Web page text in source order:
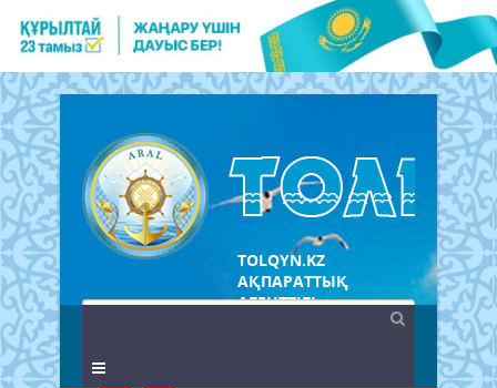
TOLQYN.KZ
АҚПАРАТТЫҚ
АГЕНТТІГІ